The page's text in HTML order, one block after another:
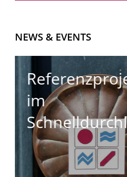
NEWS & EVENTS
im